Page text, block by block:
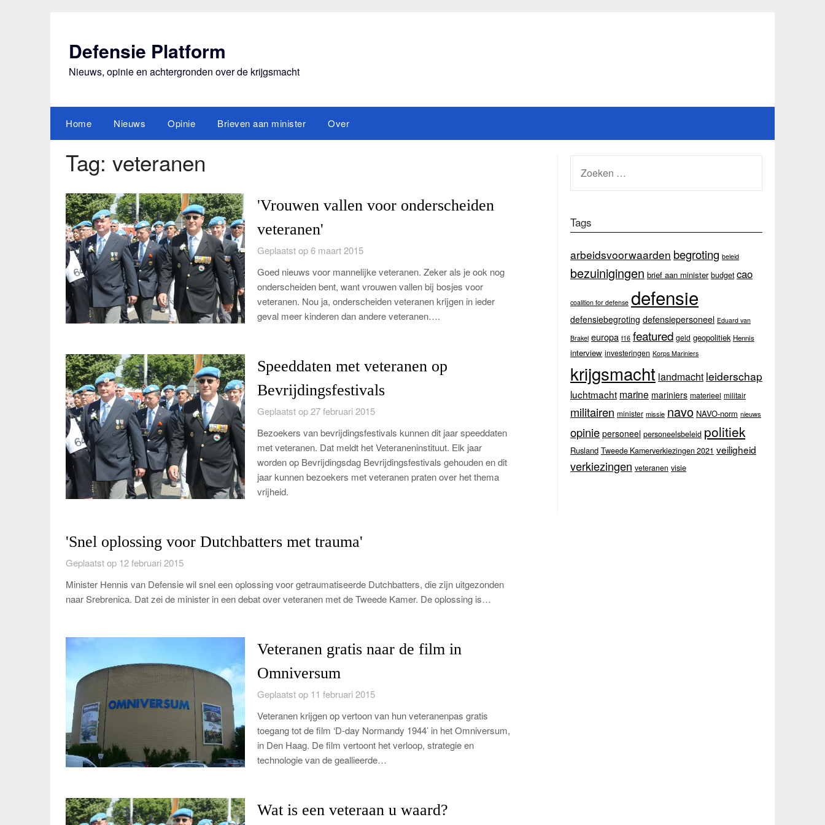
Defensie Platform
Nieuws, opinie en achtergronden over de krijgsmacht
Home Nieuws Opinie Brieven aan minister Over
Tag: veteranen
'Vrouwen vallen voor onderscheiden
veteranen'
Geplaatst op 6 maart 2015
Goed nieuws voor mannelijke veteranen. Zeker als je ook nog
onderscheiden bent, want vrouwen vallen bij bosjes voor
veteranen. Nou ja, onderscheiden veteranen krijgen in ieder
geval meer kinderen dan andere veteranen….
Speeddaten met veteranen op
Bevrijdingsfestivals
Geplaatst op 27 februari 2015
Bezoekers van bevrijdingsfestivals kunnen dit jaar speeddaten
met veteranen. Dat meldt het Veteraneninstituut. Elk jaar
worden op Bevrijdingsdag Bevrijdingsfestivals gehouden en dit
jaar kunnen bezoekers met veteranen praten over het thema
vrijheid.
'Snel oplossing voor Dutchbatters met trauma'
Geplaatst op 12 februari 2015
Minister Hennis van Defensie wil snel een oplossing voor getraumatiseerde Dutchbatters, die zijn uitgezonden
naar Srebrenica. Dat zei de minister in een debat over veteranen met de Tweede Kamer. De oplossing is…
Veteranen gratis naar de film in
Omniversum
Geplaatst op 11 februari 2015
Veteranen krijgen op vertoon van hun veteranenpas gratis
toegang tot de film ‘D-day Normandy 1944’ in het Omniversum,
in Den Haag. De film vertoont het verloop, strategie en
technologie van de geallieerde…
Wat is een veteraan u waard?
NAAR:
Tags
arbeidsvoorwaarden begroting beleid
bezuinigingen brief aan minister budget cao
coalition for defense defensie
defensiebegroting defensiepersoneel Eduard van
Brakel europa f16 featured geld geopolitiek Hennis
interview investeringen Korps Mariniers
krijgsmacht landmacht leiderschap
luchtmacht marine mariniers materieel militair
militairen minister missie navo NAVO-norm nieuws
opinie personeel personeelsbeleid politiek
Rusland Tweede Kamerverkiezingen 2021 veiligheid
verkiezingen veteranen visie